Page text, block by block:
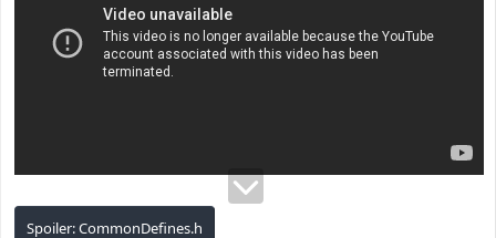
Spoiler:CommonDefines.h